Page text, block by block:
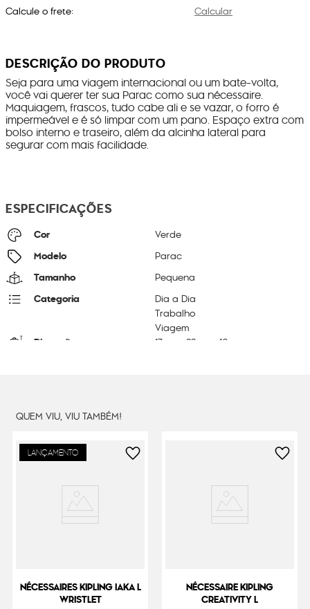
Calcule o frete: Calcular
DESCRIÇÃO DO PRODUTO
Seja para uma viagem internacional ou um bate-volta,
você vai querer ter sua Parac como sua nécessaire.
Maquiagem, frascos, tudo cabe ali e se vazar, o forro é
impermeável e é só limpar com um pano. Espaço extra com
bolso interno e traseiro, além da alcinha lateral para
segurar com mais facilidade.
ESPECIFICAÇÕES
Cor Verde
Modelo Parac
Tamanho Pequena
Categoria
Dia a Dia
Trabalho
Viagem
Dimensões 17 22 10
QUEM VIU, VIU TAMBÉM!
LANÇAMENTO
NÉCESSAIRES KIPLING IAKA L
WRISTLET
NÉCESSAIRE KIPLING
CREATIVITY L